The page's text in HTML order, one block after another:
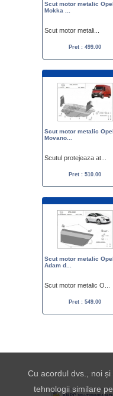
Scut motor metalic Opel
Mokka ...
Scut motor metali...
Pret : 499.00
Scut motor metalic Opel
Movano...
Scutul protejeaza at...
Pret : 510.00
Scut motor metalic Opel
Adam d...
Scut motor metalic O...
Pret : 549.00
Cu acordul dvs., noi
tehnologii similare